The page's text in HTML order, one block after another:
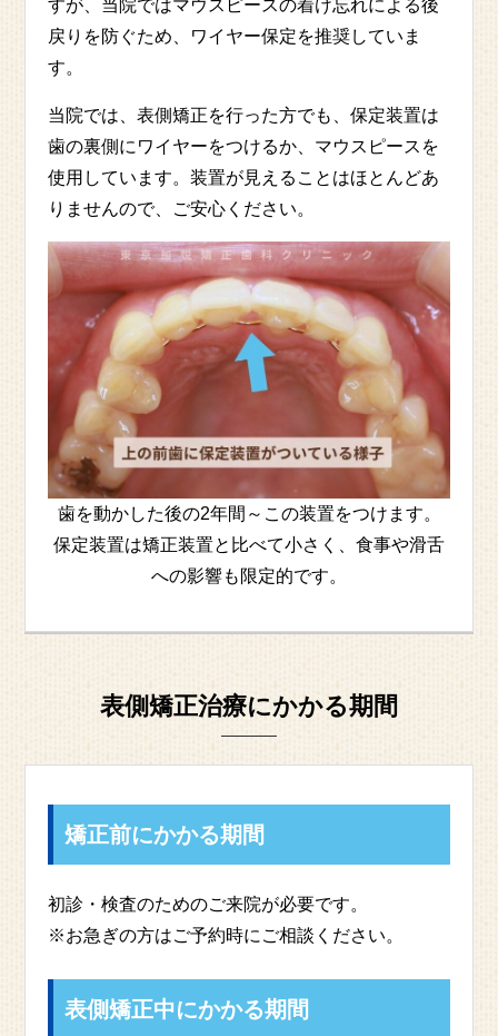
すが、当院ではマウスピースの着け忘れによる後
戻りを防ぐため、ワイヤー保定を推奨していま
す。
当院では、表側矯正を行った方でも、保定装置は
歯の裏側にワイヤーをつけるか、マウスピースを
使用しています。装置が見えることはほとんどあ
りませんので、ご安心ください。
歯を動かした後の2年間～この装置をつけます。
保定装置は矯正装置と比べて小さく、食事や滑舌
への影響も限定的です。
表側矯正治療にかかる期間
矯正前にかかる期間
初診・検査のためのご来院が必要です。
※お急ぎの方はご予約時にご相談ください。
表側矯正中にかかる期間